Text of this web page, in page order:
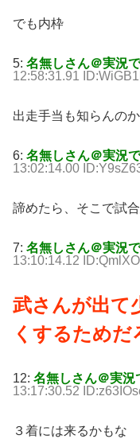
でも内枠
5: 名無しさん＠実況
12:58:31.91
出走手当も知らんのか
6: 名無しさん＠実況
13:02:14.00
諦めたら、そこで試
7: 名無しさん＠実況
13:10:14.12
武さんが出て
くするためだ
12: 名無しさん＠実況
13:17:30.52
３着には来るかもな